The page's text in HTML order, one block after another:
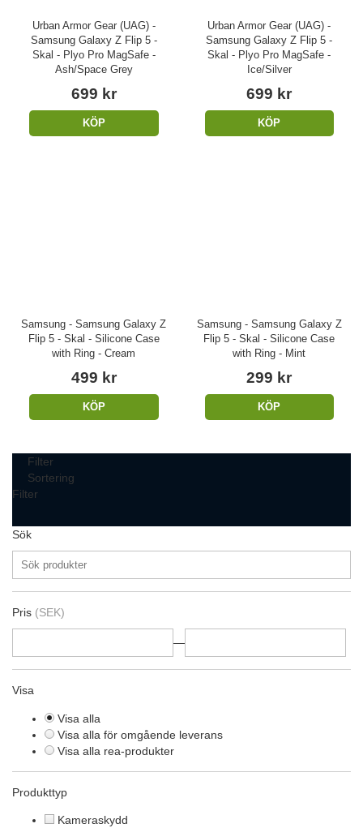
Urban Armor Gear (UAG) -
Samsung Galaxy Z Flip 5 -
Skal - Plyo Pro MagSafe -
Ash/Space Grey
699 kr
KÖP
Urban Armor Gear (UAG) -
Samsung Galaxy Z Flip 5 -
Skal - Plyo Pro MagSafe -
Ice/Silver
699 kr
KÖP
Samsung - Samsung Galaxy Z
Flip 5 - Skal - Silicone Case
with Ring - Cream
499 kr
KÖP
Samsung - Samsung Galaxy Z
Flip 5 - Skal - Silicone Case
with Ring - Mint
299 kr
KÖP
Filter
Sortering
Filter
Sök
Pris (SEK)
—
Visa
Visa alla
Visa alla för omgående leverans
Visa alla rea-produkter
Produkttyp
Kameraskydd